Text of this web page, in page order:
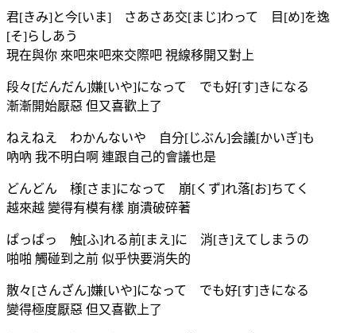
君[きみ]と今[いま] さあさあ交[まじ]わって 目[め]を逸
[そ]らしあう
現在與你 來吧來吧來交際吧 視線移開又對上
段々[だんだん]嫌[いや]になって でも好[す]きになる
漸漸開始厭惡 但又喜歡上了
ねえねえ わかんないや 自分[じぶん]会議[かいぎ]も
吶吶 我不明白啊 連跟自己的會議也是
どんどん 様[さま]になって 崩[くず]れ落[お]ちてく
越來越 變得有模有樣 崩潰破碎著
ぱっぱっ 触[ふ]れる前[まえ]に 消[き]えてしまうの
啪啪 觸碰到之前 似乎快要消失的
散々[さんざん]嫌[いや]になって でも好[す]きになる
變得極度厭惡 但又喜歡上了